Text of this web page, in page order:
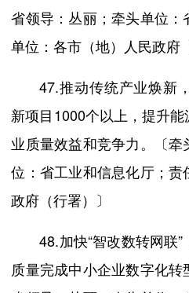
省领导：丛丽；牵头单位
单位：各市（地）人民政府
47.推动传统产业焕新
新项目1000个以上，提升
业质量效益和竞争力。〔
位：省工业和信息化厅；
政府（行署）〕
48.加快“智改数转网联
质量完成中小企业数字化